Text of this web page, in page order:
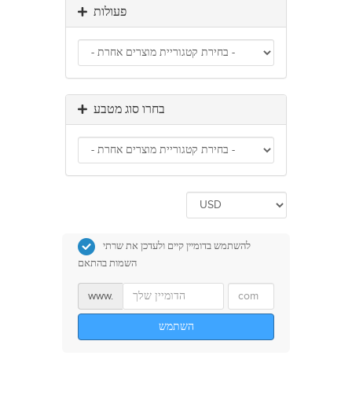
פעולות
בחרו סוג מטבע
להשתמש בדומיין קיים ולעדכן את שרתי
השמות בהתאם
www.
השתמש